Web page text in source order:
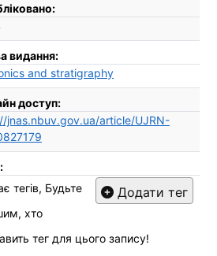
видання:
and stratigraphy
доступ:
jnas.nbuv.gov.ua/article/UJRN-
Додати тег
тегів, Будьте
хто
тег для цього запису!